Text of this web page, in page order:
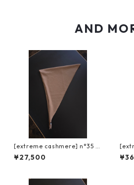
AND
[extreme cashmere] n°35 b
andana / chai
¥27,500